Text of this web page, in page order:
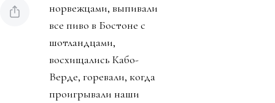
норвежцами, выпивали
все пиво в Бостоне с
шотландцами,
восхищались Кабо-
Верде, горевали, когда
проигрывали наши